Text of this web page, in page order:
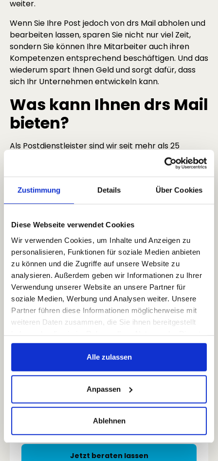
Zustimmung Details Über Cookies
Diese Webseite verwendet Cookies
Wir verwenden Cookies, um Inhalte und Anzeigen zu
personalisieren, Funktionen für soziale Medien anbieten
zu können und die Zugriffe auf unsere Website zu
analysieren. Außerdem geben wir Informationen zu Ihrer
Verwendung unserer Website an unsere Partner für
soziale Medien, Werbung und Analysen weiter. Unsere
Partner führen diese Informationen möglicherweise mit
weiteren Daten zusammen, die Sie ihnen bereitgestellt
gesammelt haben.
Alle zulassen
Anpassen
Ablehnen
weiter.
Wenn Sie Ihre Post jedoch von drs Mail abholen und
bearbeiten lassen, sparen Sie nicht nur viel Zeit,
sondern Sie können Ihre Mitarbeiter auch ihren
Kompetenzen entsprechend beschäftigen. Und das
wiederum spart Ihnen Geld und sorgt dafür, dass
sich Ihr Unternehmen entwickeln kann.
Was kann Ihnen drs Mail
bieten?
Als Postdienstleister sind wir seit mehr als 25
Jahren bundesweit aktiv. Wir betreuen mehr als
4.000 Unternehmen, die unsere professionelle
Alternative zu den unterschiedlichsten
Postangelegenheiten in Anspruch nehmen. Da wir
eine besonders hohe Kundendichte haben, können
damit einhergehenden Synergiepreisen an Sie
weiterreichen.
Wenn Sie unseren Postabholservice nutzen,
entlasten Sie nicht nur Ihre Mitarbeiter, sondern Sie
sorgen gleichzeitig für einen schnellen und
zuverlässigen Transport Ihrer Post. Kombinieren Sie
die Postabholung zusätzlich mit der Frankierung
und dem Bedrucken Ihrer Hausausgangspost mit
Ihrem Firmenlogo, dann dürfen Sie sicher sein, dass
Ihre Post ordnungsgemäß frei gemacht und nur mit
dem Porto frankiert wird, welches auch wirklich für
Sprechen Sie mit uns –
unverbindlich.
Erhalten Sie einen kostenlosen Rückruf und
Jetzt beraten lassen